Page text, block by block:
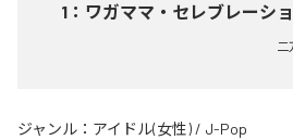
1 ： ワガママ・セレブレーシ
二
ジャンル： アイドル(女性) / J-Pop